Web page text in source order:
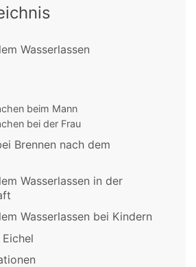
Wasserlassen
beim Mann
bei der Frau
Brennen nach dem
Wasserlassen in der
Wasserlassen bei Kindern